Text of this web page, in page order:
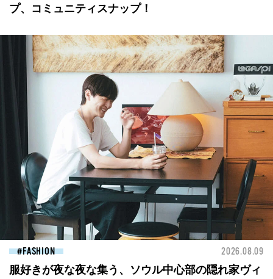
プ、コミュニティスナップ！
FASHION 2026.08.09
服好きが夜な夜な集う、ソウル中心部の隠れ家ヴィ